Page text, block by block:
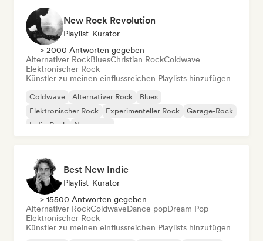
New Rock Revolution
Playlist-Kurator
> 2000 Antworten gegeben
Alternativer RockBluesChristian RockColdwave
Elektronischer Rock
Künstler zu meinen einflussreichen Playlists hinzufügen
Coldwave Alternativer Rock
Blues
Elektronischer Rock
Experimenteller Rock
Garage-Rock
Indie-Rock
New wave
Best New Indie
Playlist-Kurator
> 15500 Antworten gegeben
Alternativer RockColdwaveDance popDream Pop
Elektronischer Rock
Künstler zu meinen einflussreichen Playlists hinzufügen